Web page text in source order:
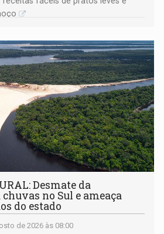
Desmate da
no Sul e ameaça
do estado
de 2026 às 08:00